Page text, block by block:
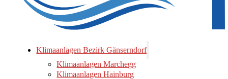
Klimaanlagen Bezirk Gänserndorf
Klimaanlagen Marchegg
Klimaanlagen Hainburg